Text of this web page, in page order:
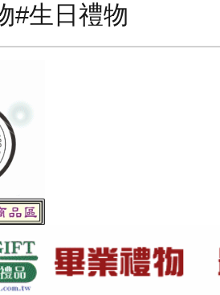
#生日禮物